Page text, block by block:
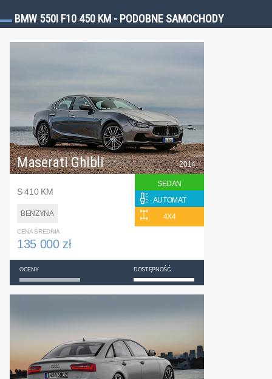
BMW 550I F10 450 KM - PODOBNE SAMOCHODY
Maserati Ghibli
S 410 KM
BENZYNA
2014
SEDAN
AUTOMAT
4X4
CENA ŚREDNIA
135 000 zł
OCENY DOSTĘPNOŚĆ